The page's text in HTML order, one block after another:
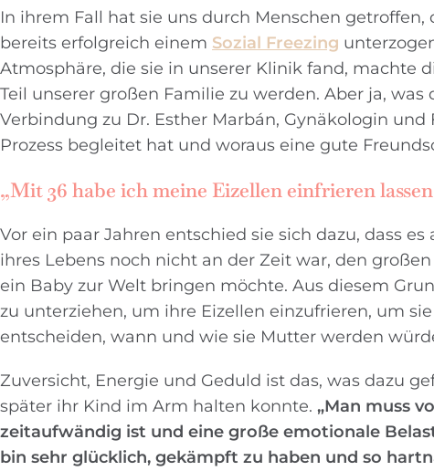
In ihrem Fall hat sie uns durch Menschen
bereits erfolgreich einem Sozial Freezing
Atmosphäre, die sie in unserer Klinik fand, machte
Teil unserer großen Familie zu werden. Aber ja,
Verbindung zu Dr. Esther Marbán, Gynäkologin
Prozess begleitet hat und woraus eine gute
„Mit 36 ​​habe ich meine Eizellen einfrieren
Vor ein paar Jahren entschied sie sich dazu, dass
ihres Lebens noch nicht an der Zeit war, den
ein Baby zur Welt bringen möchte. Aus diesem
zu unterziehen, um ihre Eizellen einzufrieren, um
entscheiden, wann und wie sie Mutter werden
Zuversicht, Energie und Geduld ist das, was dazu
später ihr Kind im Arm halten konnte. „Man muss
zeitaufwändig ist und eine große emotionale
bin sehr glücklich, gekämpft zu haben und so